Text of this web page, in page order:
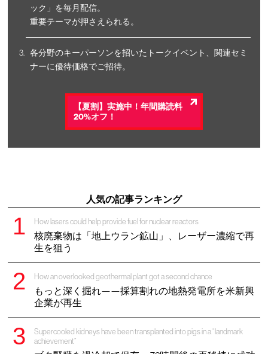
ック」を毎月配信。
重要テーマが押さえられる。
各分野のキーパーソンを招いたトークイベント、関連セミ
ナーに優待価格でご招待。
【夏割】実施中！年間購読料
20%オフ！
人気の記事ランキング
How lasers could help provide fuel for nuclear reactors
核廃棄物は「地上ウラン鉱山」、レーザー濃縮で再
生を狙う
How an overlooked geothermal plant got a second chance
もっと深く掘れ——採算割れの地熱発電所を米新興
企業が再生
Supercooled kidneys have been transplanted into pigs in a “landmark
achievement”